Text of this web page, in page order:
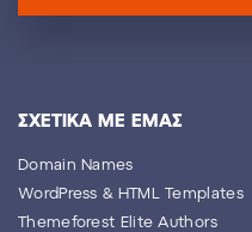
ΣΧΕΤΙΚΑ ΜΕ ΕΜΑΣ
Domain Names
WordPress & HTML Templates
Themeforest Elite Authors